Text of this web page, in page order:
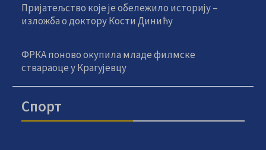
Пријатељство које је обележило историју –
изложба о доктору Кости Динићу
ФРКА поново окупила младе филмске
ствараоце у Крагујевцу
Спорт